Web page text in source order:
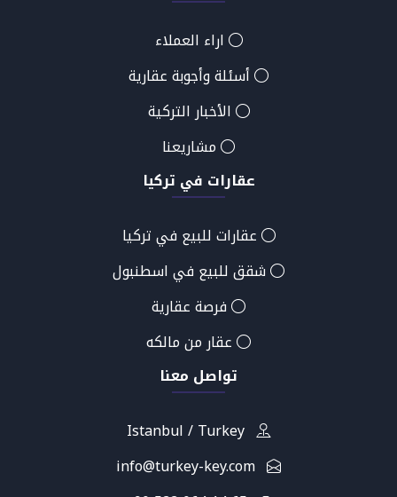
اراء العملاء
أسئلة وأجوبة عقارية
الأخبار التركية
مشاريعنا
عقارات في تركيا
عقارات للبيع في تركيا
شقق للبيع في اسطنبول
فرصة عقارية
عقار من مالكه
تواصل معنا
Istanbul / Turkey
info@turkey-key.com